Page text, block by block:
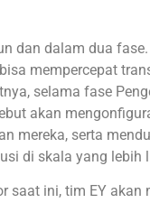
dan dalam dua
mempercepat
selama fase
akan
mereka, serta
di skala yang lebih
saat ini, tim EY akan